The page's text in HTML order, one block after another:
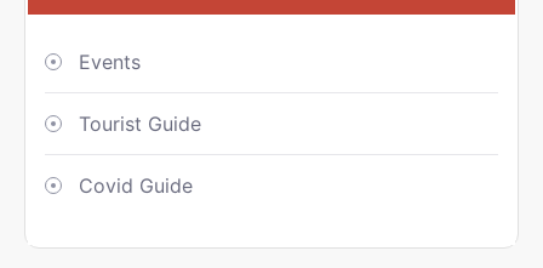
Events
Tourist Guide
Covid Guide